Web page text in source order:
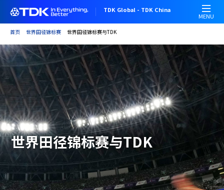
要
内
容
TDK Global - TDK China
MENU
首页 世界田径锦标赛 世界田径锦标赛与TDK
世界田径锦标赛与TDK